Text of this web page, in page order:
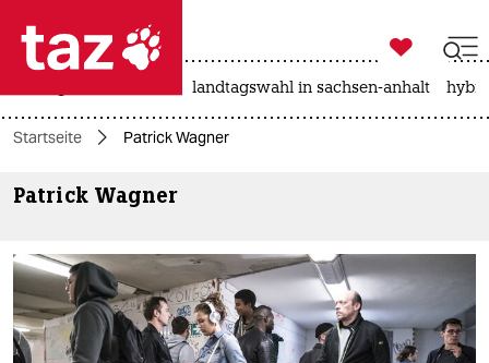
 taz zahl ich
taz zahl ich
themen
politik
öko
gesellschaft

taz zahl ich
landtagswahl in sachsen-anhalt
Startseite Patrick Wagner
Patrick Wagner